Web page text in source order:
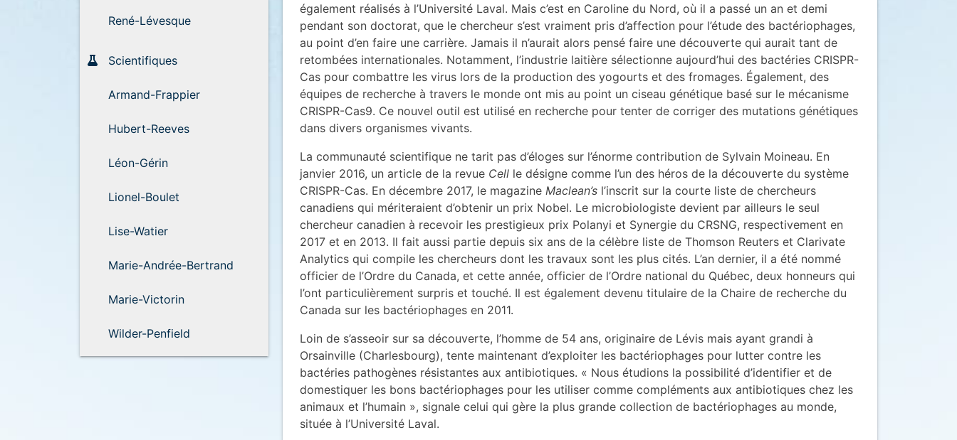
René-Lévesque
Scientifiques
Armand-Frappier
Hubert-Reeves
Léon-Gérin
Lionel-Boulet
Lise-Watier
Marie-Andrée-Bertrand
Marie-Victorin
Wilder-Penfield
également réalisés à l’Université Laval. Mais c’est en Caroline du Nord, où il a passé un an et demi
pendant son doctorat, que le chercheur s’est vraiment pris d’affection pour l’étude des bactériophages,
au point d’en faire une carrière. Jamais il n’aurait alors pensé faire une découverte qui aurait tant de
retombées internationales. Notamment, l’industrie laitière sélectionne aujourd’hui des bactéries CRISPR-
Cas pour combattre les virus lors de la production des yogourts et des fromages. Également, des
équipes de recherche à travers le monde ont mis au point un ciseau génétique basé sur le mécanisme
CRISPR-Cas9. Ce nouvel outil est utilisé en recherche pour tenter de corriger des mutations génétiques
dans divers organismes vivants.
La communauté scientifique ne tarit pas d’éloges sur l’énorme contribution de Sylvain Moineau. En
janvier 2016, un article de la revue Cell le désigne comme l’un des héros de la découverte du système
CRISPR-Cas. En décembre 2017, le magazine Maclean’s l’inscrit sur la courte liste de chercheurs
canadiens qui mériteraient d’obtenir un prix Nobel. Le microbiologiste devient par ailleurs le seul
chercheur canadien à recevoir les prestigieux prix Polanyi et Synergie du CRSNG, respectivement en
2017 et en 2013. Il fait aussi partie depuis six ans de la célèbre liste de Thomson Reuters et Clarivate
Analytics qui compile les chercheurs dont les travaux sont les plus cités. L’an dernier, il a été nommé
officier de l’Ordre du Canada, et cette année, officier de l’Ordre national du Québec, deux honneurs qui
l’ont particulièrement surpris et touché. Il est également devenu titulaire de la Chaire de recherche du
Canada sur les bactériophages en 2011.
Loin de s’asseoir sur sa découverte, l’homme de 54 ans, originaire de Lévis mais ayant grandi à
Orsainville (Charlesbourg), tente maintenant d’exploiter les bactériophages pour lutter contre les
bactéries pathogènes résistantes aux antibiotiques. « Nous étudions la possibilité d’identifier et de
domestiquer les bons bactériophages pour les utiliser comme compléments aux antibiotiques chez les
animaux et l’humain », signale celui qui gère la plus grande collection de bactériophages au monde,
située à l’Université Laval.